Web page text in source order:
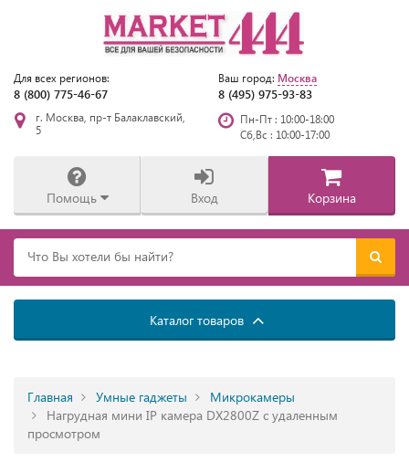
Для всех регионов:
8 (800) 775-46-67
Ваш город: Москва
8 (495) 975-93-83
г. Москва, пр-т Балаклавский,
5
Пн-Пт : 10:00-18:00
Сб,Вс : 10:00-17:00
Помощь Вход Корзина
Каталог товаров
Главная Умные гаджеты
Микрокамеры
Нагрудная мини IP камера DX2800Z c удаленным
просмотром